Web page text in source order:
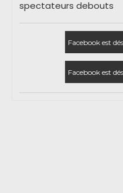
spectateurs debouts
Facebook est
Facebook est